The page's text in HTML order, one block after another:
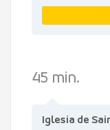
45 min.
Iglesia de